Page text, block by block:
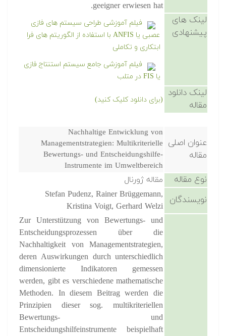
geeigner erwiesen hat.
لینک های
پیشنهادی
فیلم آموزشی طراحی سیستم های فازی
عصبی یا ANFIS با استفاده از الگوریتم های فرا
ابتکاری و تکاملی
فیلم آموزشی جامع سیستم استنتاج فازی
یا FIS در متلب
لینک دانلود
مقاله
(برای دانلود کلیک کنید)
عنوان اصلی
مقاله
Nachhaltige Entwicklung von
Managementstrategien: Multikriterielle
Bewertungs- und Entscheidungshilfe-
Instrumente im Umweltbereich
نوع مقاله مقاله ژورنال
نویسندگان
Stefan Pudenz, Rainer Brüggemann,
Kristina Voigt, Gerhard Welzi
Zur Unterstützung von Bewertungs- und
Entscheidungsprozessen über die
Nachhaltigkeit von Managementstrategien,
deren Auswirkungen durch unterschiedlich
dimensionierte Indikatoren gemessen
werden, gibt es verschiedene mathematische
Methoden. In diesem Beitrag werden die
Prinzipien dieser sog. multikriteriellen
Bewertungs- und
Entscheidungshilfeinstrumente beispielhaft